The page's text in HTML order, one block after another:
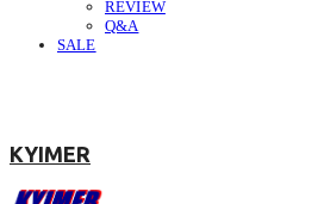
REVIEW
Q&A
SALE
KYIMER